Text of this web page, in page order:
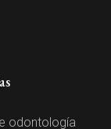
odontología